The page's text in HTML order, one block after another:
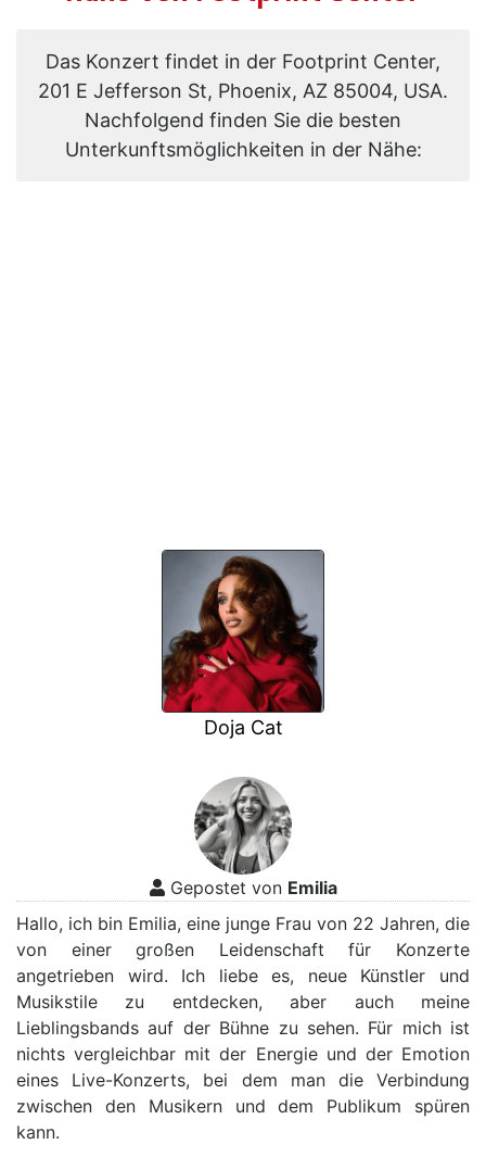
Das Konzert findet in der Footprint Center,
201 E Jefferson St, Phoenix, AZ 85004, USA.
Nachfolgend finden Sie die besten
Unterkunftsmöglichkeiten in der Nähe:
Doja Cat
Gepostet von Emilia
Hallo, ich bin Emilia, eine junge Frau von 22 Jahren, die
von einer großen Leidenschaft für Konzerte
angetrieben wird. Ich liebe es, neue Künstler und
Musikstile zu entdecken, aber auch meine
Lieblingsbands auf der Bühne zu sehen. Für mich ist
nichts vergleichbar mit der Energie und der Emotion
eines Live-Konzerts, bei dem man die Verbindung
zwischen den Musikern und dem Publikum spüren
kann.